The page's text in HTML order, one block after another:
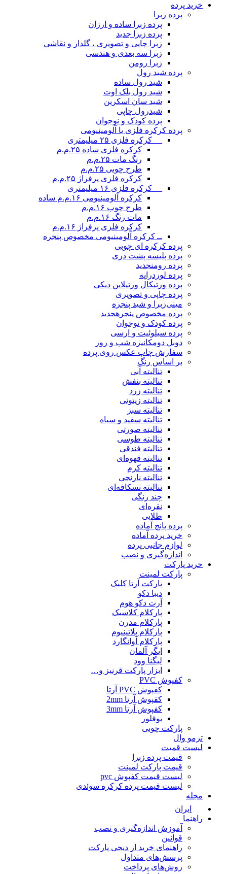
خرید پرده
پرده زبرا
پرده زبرا ساده و ارزان
پرده زبرا جدید
زبرا چاپی و تصویری ، گلدار و نقاشی
زبرا سه بعدی و هندسی
زبرا رومن
پرده شید رول
شید رول ساده
شید رول بلک اوت
شید سان اسکرین
شیدرول چاپی
پرده کودک و نوجوان
پرده کرکره فلزی یا آلومینیومی
__ کرکره فلزی ۲۵ میلیمتری
کرکره فلزی ساده ۲۵.م.م
رنگ مات ۲۵.م.م
طرح چوبی ۲۵.م.م
کرکره فلزی پرفراژ ۲۵.م.م
__ کرکره فلزی ۱۶ میلیمتری
کرکره آلومینیومی ۱۶.م.م ساده
طرح چوب ۱۶.م.م
مات رنگ ۱۶.م.م
کرکره فلزی پرفراژ ۱۶.م.م
ــ کرکره آلومینیومی مخصوص پنجره
پرده کرکره ای چوبی
پرده پلیسه پشت دری
پرده رومنجدید
پرده لوردراپه
پرده ورتیکال ورتیلاین دیکی
پرده چاپی و تصویری
مینی‌زبرا و شید پنجره
پرده مخصوص پنجرهجدید
پرده کودک و نوجوان
پرده سیلوئیت و ارسی
دوبل دومکانیزه شب و روز
سفارش چاپ عکس روی پرده
بر اساس رنگ
تنالیته آبی
تنالیته بنفش
تنالیته زرد
تنالیته زیتونی
تنالیته سبز
تنالیته سفید و سیاه
تنالیته صورتی
تنالیته طوسی
تنالیته فندقی
تنالیته قهوه‌ای
تنالیته کرم
تنالیته نارنجی
تنالیته نسکافه‌ای
چند رنگی
نقره‌ای
طلایی
پرده پانچ آماده
خرید پرده آماده
لوازم جانبی پرده
اندازه‌گیری و نصب
خرید پارکت
پارکت لمینت
پارکت آرتا کلیک
دیبا دکو
آرت دکو هوم
پارکلام کلاسیک
پارکلام مدرن
پارکلام پلاتینیوم
پارکلام آوانگارد
ایگر آلمان
لیگنا وود
ابزار پارکت قرنیز و…
کفپوش PVC
کفپوش PVC آرتا
کفپوش آرتا 2mm
کفپوش آرتا 3mm
بوفلور
پارکت چوبی
ترمو وال
لیست قمیت
قیمت پرده زبرا
قیمت پارکت لمینت
لیست قیمت کفپوش pvc
لیست قیمت پرده کرکره سوئدی
مجله
ایران
راهنما
آموزش اندازه‌گیری و نصب
قوانین
راهنمای خرید از دیجی پارکت
پرسش‌های متداول
روش‌های پرداخت